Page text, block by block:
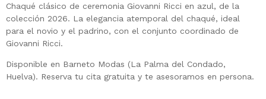
Chaqué clásico de ceremonia Giovanni Ricci en azul, de la
colección 2026. La elegancia atemporal del chaqué, ideal
para el novio y el padrino, con el conjunto coordinado de
Giovanni Ricci.
Disponible en Barneto Modas (La Palma del Condado,
Huelva). Reserva tu cita gratuita y te asesoramos en persona.